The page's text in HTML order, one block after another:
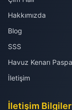
Hakkımızda
Blog
SSS
Havuz Kenarı
İletişim
İletişim